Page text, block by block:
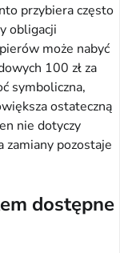
przybiera często
obligacji
może nabyć
100 zł za
symboliczna,
ostateczną
nie dotyczy
zamiany pozostaje
dostępne